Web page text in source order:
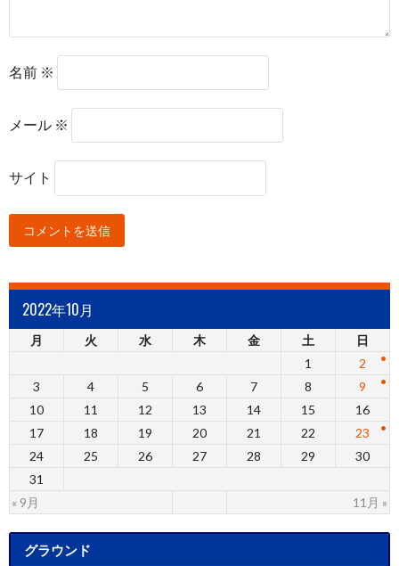
名前 ※
メール ※
サイト
2022年10月
月 火 水 木 金 土 日
« 9月 11月 »
1
2
3
4 5 6 7 8
9
10
11 12 13 14 15
16
17
18 19 20 21 22
23
24
25 26 27 28 29
30
31
グラウンド